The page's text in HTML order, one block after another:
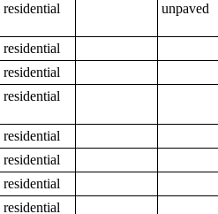
residential unpaved
residential
residential
residential
residential
residential
residential
residential